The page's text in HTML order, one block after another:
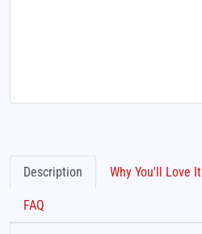
Description Why You'll Love It
FAQ